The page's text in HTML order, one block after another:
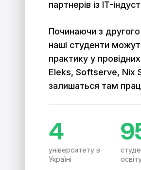
партнерів із IT-
Починаючи з
наші студенти
практику у
Eleks, Softserve, Nix
залишаться там
4
університету в
Україні